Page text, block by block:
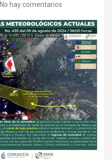
No hay comentarios